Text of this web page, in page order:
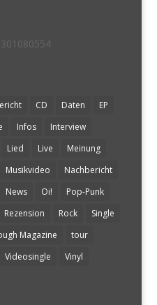
CD Daten
EP
Infos
Interview
Lied Live
Meinung
Musikvideo
Nachbericht
News Oi!
Pop-Punk
Rezension Rock
Single
Magazine
tour
Videosingle
Vinyl